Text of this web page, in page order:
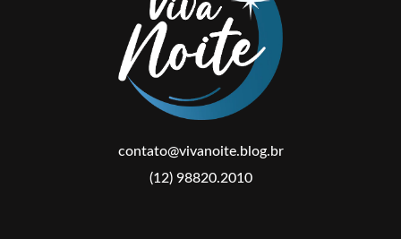
contato@vivanoite.blog.br
(12) 98820.2010